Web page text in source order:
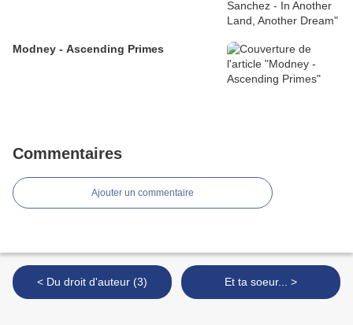
Modney - Ascending Primes
Commentaires
Ajouter un commentaire
< Du droit d'auteur (3) Et ta soeur... >